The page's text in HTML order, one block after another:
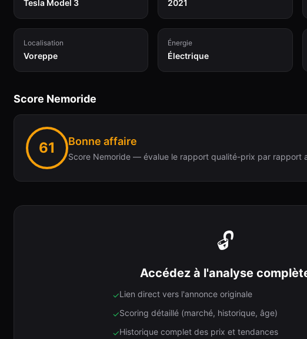
Tesla Model 3 2021
Localisation
Voreppe
Énergie
Électrique
Score Nemoride
61 Bonne affaire
Score Nemoride — évalue le rapport qualité-prix par rapport
🔓
Accédez à l'analyse
✓Lien direct vers l'annonce originale
✓Scoring détaillé (marché, historique, âge)
✓Historique complet des prix et tendances